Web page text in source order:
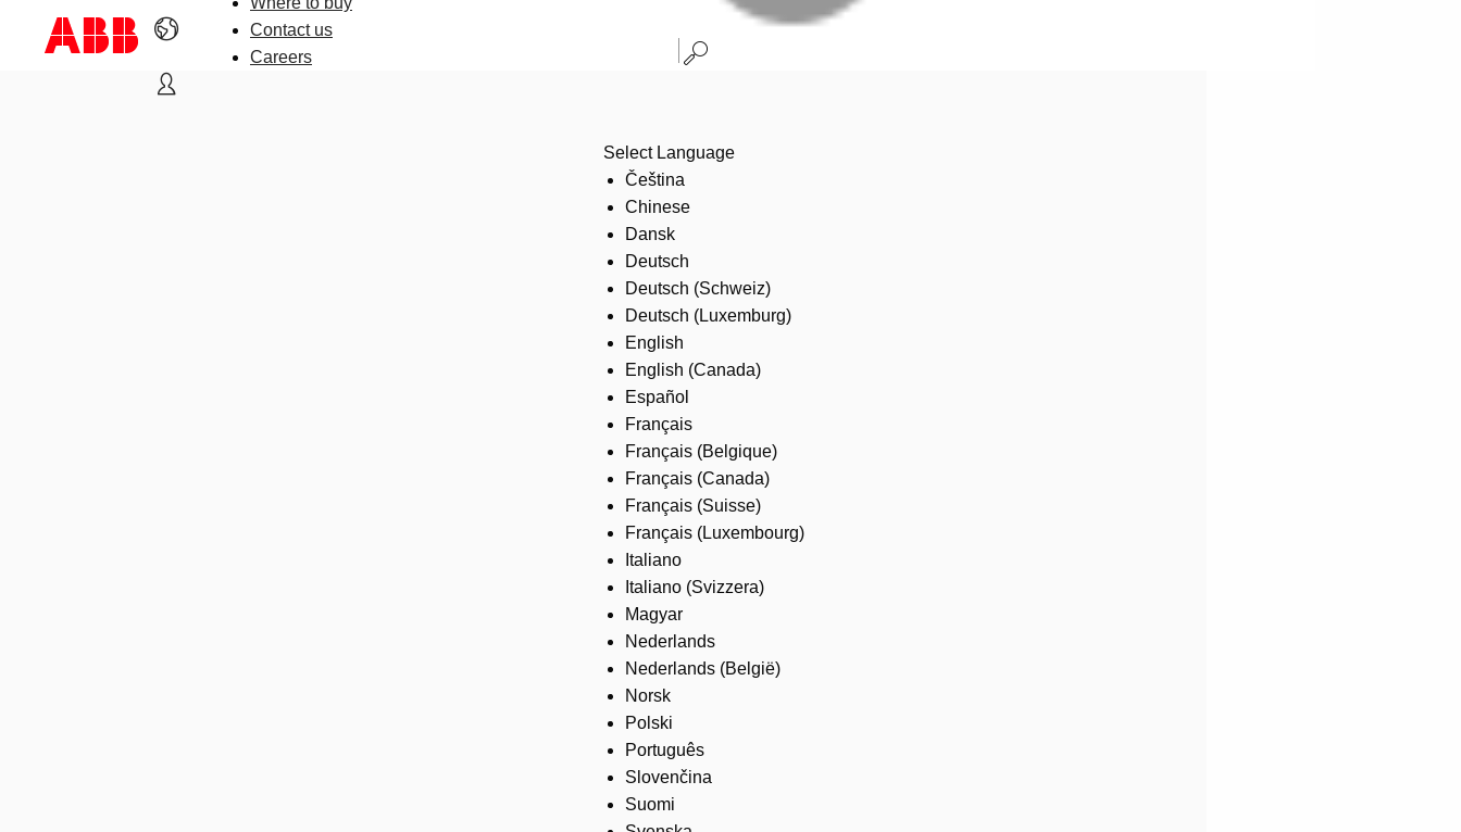
Contact us
Careers
Select Language
Čeština
Chinese
Dansk
Deutsch
Deutsch (Schweiz)
Deutsch (Luxemburg)
English
English (Canada)
Español
Français
Français (Belgique)
Français (Canada)
Français (Suisse)
Français (Luxembourg)
Italiano
Italiano (Svizzera)
Magyar
Nederlands
Nederlands (België)
Norsk
Polski
Português
Slovenčina
Suomi